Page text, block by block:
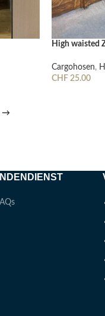
High waisted
Cargohosen,
CHF 25.00
→